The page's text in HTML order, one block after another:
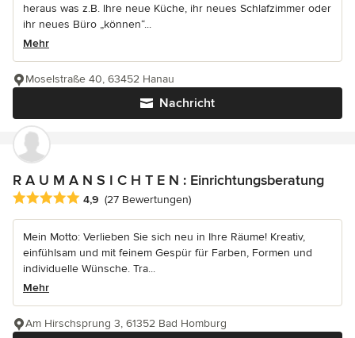
heraus was z.B. Ihre neue Küche, ihr neues Schlafzimmer oder
ihr neues Büro „können“...
Mehr
Nachricht
Moselstraße 40, 63452 Hanau
R A U M A N S I C H T E N : Einrichtungsberatung
Durchschnittliche Bewertung: 4.9 von 5 Sternen
4,9 (27 Bewertungen)
Mein Motto: Verlieben Sie sich neu in Ihre Räume! Kreativ,
einfühlsam und mit feinem Gespür für Farben, Formen und
individuelle Wünsche. Tra...
Mehr
Am Hirschsprung 3, 61352 Bad Homburg